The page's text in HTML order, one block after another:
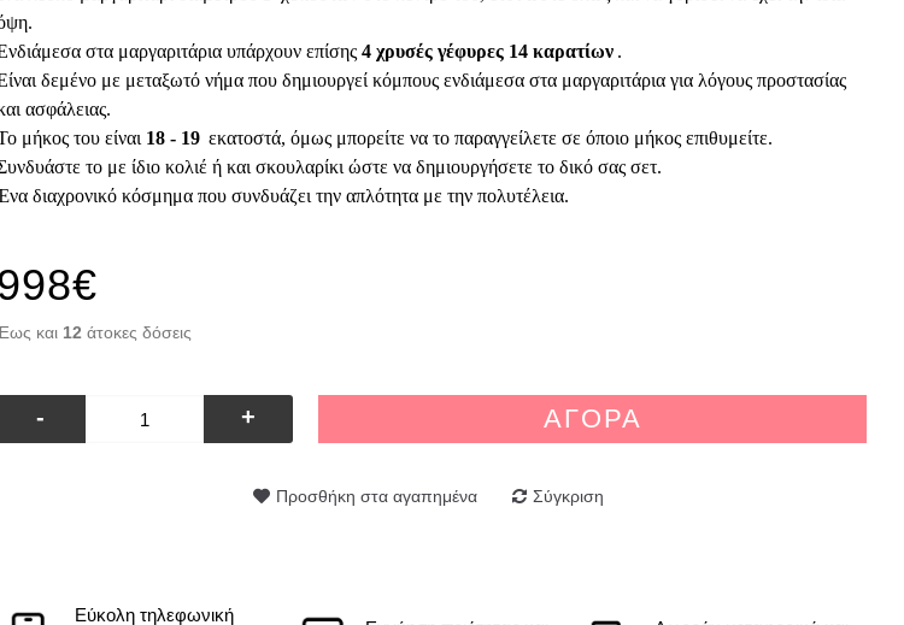
στα μαργαριτάρια υπάρχουν επίσης4 χρυσές γέφυρες 14 καρατίων .
δεμένο με μεταξωτό νήμα που δημιουργεί κόμπους ενδιάμεσα στα μαργαριτάρια για λόγους προστασίας
ασφάλειας.
μήκος του είναι 18 - 19 εκατοστά, όμως μπορείτε να το παραγγείλετε σε όποιο μήκος επιθυμείτε.
το με ίδιο κολιέ ή και σκουλαρίκι ώστε να δημιουργήσετε το δικό σας σετ.
διαχρονικό κόσμημα που συνδυάζει την απλότητα με την πολυτέλεια.
και 12 άτοκες δόσεις
- + ΑΓΟΡΆ
Προσθήκη στα αγαπημένα Σύγκριση
Εύκολη τηλεφωνική